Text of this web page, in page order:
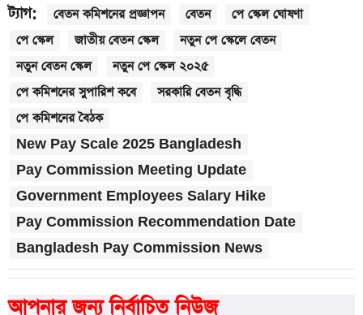
ট্যাগ: বেতন কমিশনের প্রজ্ঞাপন বেতন
পে স্কেল ঘোষণা
পে স্কেল
জাতীয় বেতন স্কেল
নতুন পে স্কেলে বেতন
নতুন বেতন স্কেল
নতুন পে স্কেল ২০২৫
পে কমিশনের সুপারিশ কবে
সরকারি বেতন বৃদ্ধি
পে কমিশনের বৈঠক
New Pay Scale 2025 Bangladesh
Pay Commission Meeting Update
Government Employees Salary Hike
Pay Commission Recommendation Date
Bangladesh Pay Commission News
আপনার জন্য নির্বাচিত নিউজ